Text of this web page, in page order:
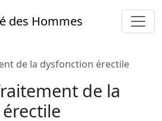
des Hommes
de la dysfonction érectile
de la